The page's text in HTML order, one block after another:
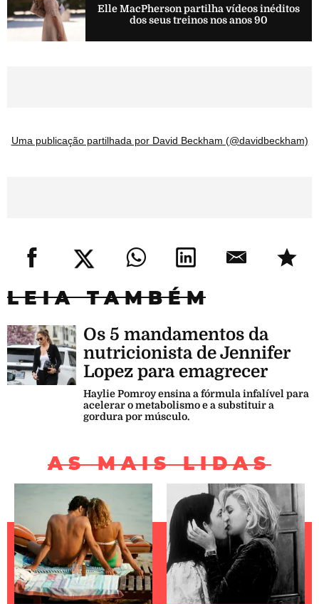
Elle MacPherson partilha vídeos inéditos
dos seus treinos nos anos 90
Uma publicação partilhada por David Beckham (@davidbeckham)
LEIA TAMBÉM
Os 5 mandamentos da
nutricionista de Jennifer
Lopez para emagrecer
Haylie Pomroy ensina a fórmula infalível para
acelerar o metabolismo e a substituir a
gordura por músculo.
AS MAIS LIDAS